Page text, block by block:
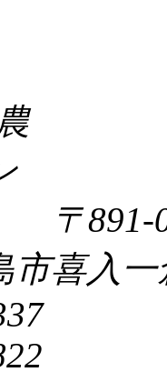
〒891-
市喜入一